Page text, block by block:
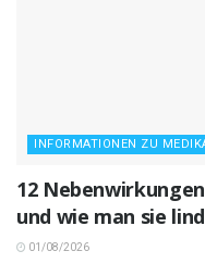
INFORMATIONEN ZU
12
und wie man sie
01/08/2026